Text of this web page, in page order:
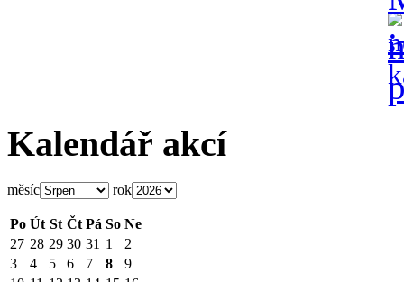
Kalendář akcí
měsíc rok
Po Út St Čt Pá So Ne
27 28 29 30 31 1
2
3
4 5 6 7 8
9